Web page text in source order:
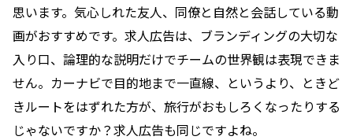
思います。気心しれた友人、同僚と自然と会話している動
画がおすすめです。求人広告は、ブランディングの大切な
入り口、論理的な説明だけでチームの世界観は表現できま
せん。カーナビで目的地まで一直線、というより、ときど
きルートをはずれた方が、旅行がおもしろくなったりする
じゃないですか？求人広告も同じですよね。